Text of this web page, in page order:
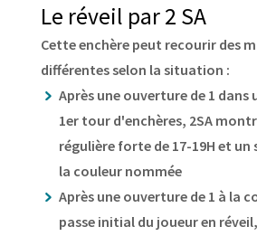
Le réveil par 2 SA
Cette enchère peut recourir des
différentes selon la situation :
Après une ouverture de 1 dans
1er tour d'enchères, 2SA
régulière forte de 17-19H et
la couleur nommée
Après une ouverture de 1 à la
passe initial du joueur en